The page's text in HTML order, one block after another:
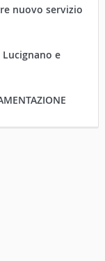
nuovo servizio
e